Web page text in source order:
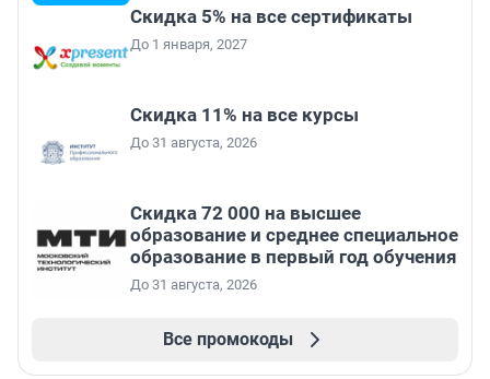
Скидка 5% на все сертификаты
До 1 января, 2027
Скидка 11% на все курсы
До 31 августа, 2026
Скидка 72 000 на высшее
образование и среднее специальное
образование в первый год обучения
До 31 августа, 2026
Все промокоды